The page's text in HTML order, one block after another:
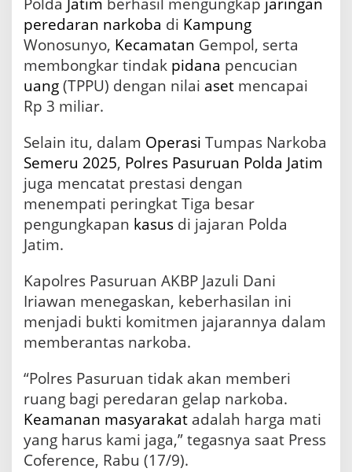
g
a
n
a
m
g
N
r
k
o
a
T
P
P
e
n
i
l
a
i
peredaran narkoba di Kampung
Wonosunyo, Kecamatan Gempol, serta
membongkar tindak pidana pencucian
uang(TPPU) dengan nilai aset mencapai
Rp 3 miliar.
Selain itu, dalam Operasi Tumpas Narkoba
Semeru 2025, Polres Pasuruan Polda Jatim
juga mencatat prestasi dengan
menempati peringkat Tiga besar
pengungkapan kasus di jajaran Polda
Jatim.
Kapolres Pasuruan AKBP Jazuli Dani
Iriawan menegaskan, keberhasilan ini
menjadi bukti komitmen jajarannya dalam
memberantas narkoba.
“Polres Pasuruan tidak akan memberi
ruang bagi peredaran gelap narkoba.
Keamanan masyarakat adalah harga mati
yang harus kami jaga,” tegasnya saat Press
Coference, Rabu (17/9).